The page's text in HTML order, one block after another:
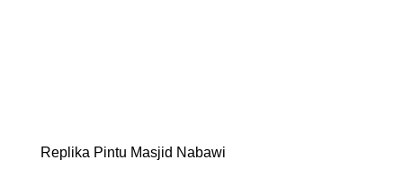
Replika Pintu Masjid Nabawi